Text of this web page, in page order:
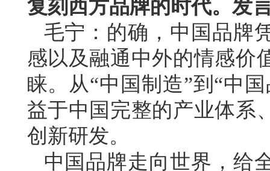
复刻西方品牌的时代。发
毛宁：的确，中国品牌
感以及融通中外的情感价
睐。从“中国制造”到“中
益于中国完整的产业体系
创新研发。
中国品牌走向世界，给